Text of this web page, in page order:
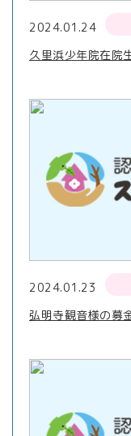
2024.01.24
久里浜少年院在院
2024.01.23
弘明寺観音様の募